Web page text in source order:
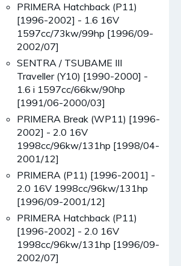
PRIMERA Hatchback (P11)
[1996-2002] - 1.6 16V
1597cc/73kw/99hp [1996/09-
2002/07]
SENTRA / TSUBAME III
Traveller (Y10) [1990-2000] -
1.6 i 1597cc/66kw/90hp
[1991/06-2000/03]
PRIMERA Break (WP11) [1996-
2002] - 2.0 16V
1998cc/96kw/131hp [1998/04-
2001/12]
PRIMERA (P11) [1996-2001] -
2.0 16V 1998cc/96kw/131hp
[1996/09-2001/12]
PRIMERA Hatchback (P11)
[1996-2002] - 2.0 16V
1998cc/96kw/131hp [1996/09-
2002/07]